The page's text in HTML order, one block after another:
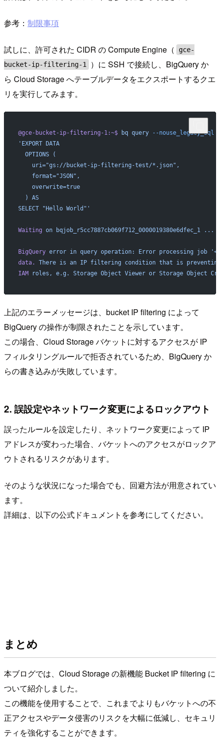
参考： 制限事項
試しに、許可された CIDR の Compute Engine（
gce-
bucket-ip-filtering-1
）に SSH で接続し、BigQuery か
ら Cloud Storage へテーブルデータをエクスポートするクエ
リを実行してみます。
@gce-bucket-ip-filtering-1:~$ bq query --nouse_legacy_sql
'EXPORT DATA
  OPTIONS (
    uri="gs://bucket-ip-filtering-test/*.json",
    format="JSON",
    overwrite=true
  ) AS
SELECT "Hello World"'
Waiting on bqjob_r5cc7887cb069f712_0000019380e6dfec_1 ...
BigQuery error in query operation: Error processing job
data.
There is an IP filtering condition that is
IAM roles, e.g. Storage Object Viewer or Storage Object
上記のエラーメッセージは、bucket IP filtering によって
BigQuery の操作が制限されたことを示しています。
この場合、Cloud Storage バケットに対するアクセスが IP
フィルタリングルールで拒否されているため、BigQuery か
らの書き込みが失敗しています。
2. 誤設定やネットワーク変更によるロックアウト
誤ったルールを設定したり、ネットワーク変更によって IP
アドレスが変わった場合、バケットへのアクセスがロックア
ウトされるリスクがあります。
そのような状況になった場合でも、回避方法が用意されてい
ます。
詳細は、以下の公式ドキュメントを参考にしてください。
まとめ
本ブログでは、Cloud Storage の新機能 Bucket IP filtering に
ついて紹介しました。
この機能を使用することで、これまでよりもバケットへの不
正アクセスやデータ侵害のリスクを大幅に低減し、セキュリ
ティを強化することができます。